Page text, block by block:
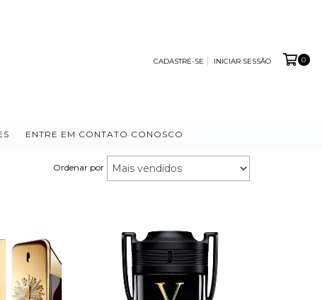
CADASTRE-SE INICIAR SESSÃO 0
ENTRE EM CONTATO CONOSCO
Ordenar por